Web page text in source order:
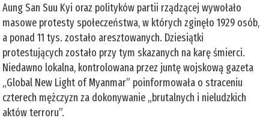
Aung San Suu Kyi oraz polityków partii rządzącej wywołało
masowe protesty społeczeństwa, w których zginęło 1929 osób,
a ponad 11 tys. zostało aresztowanych. Dziesiątki
protestujących zostało przy tym skazanych na karę śmierci.
Niedawno lokalna, kontrolowana przez juntę wojskową gazeta
„Global New Light of Myanmar” poinformowała o straceniu
czterech mężczyzn za dokonywanie „brutalnych i nieludzkich
aktów terroru”.